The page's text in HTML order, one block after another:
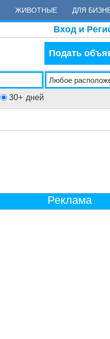
ЖИВОТНЫЕ ДЛЯ
Вход и
Подать
30+ дней
Реклама